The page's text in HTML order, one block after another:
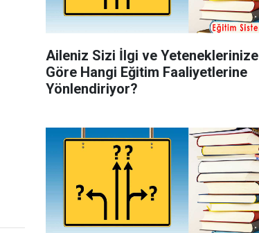
Aileniz Sizi İlgi ve Yeteneklerinize
Göre Hangi Eğitim Faaliyetlerine
Yönlendiriyor?